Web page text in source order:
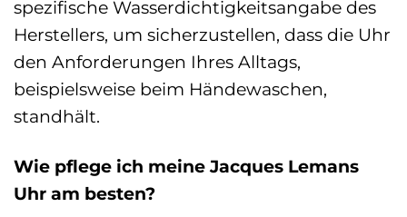
spezifische Wasserdichtigkeitsangabe des
Herstellers, um sicherzustellen, dass die Uhr
den Anforderungen Ihres Alltags,
beispielsweise beim Händewaschen,
standhält.
Wie pflege ich meine Jacques Lemans
Uhr am besten?